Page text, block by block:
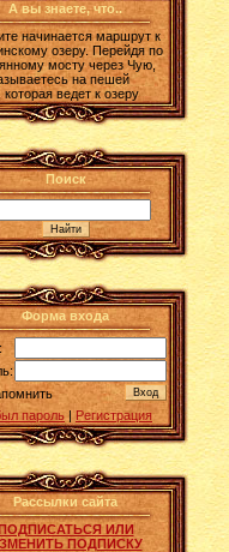
А вы знаете, что..
начинается маршрут к
озеру. Перейдя по
мосту через Чую,
на пешей
которая ведет к озеру
Поиск
Форма входа
пароль | Регистрация
Рассылки сайта
ИЛИ
ПОДПИСКУ